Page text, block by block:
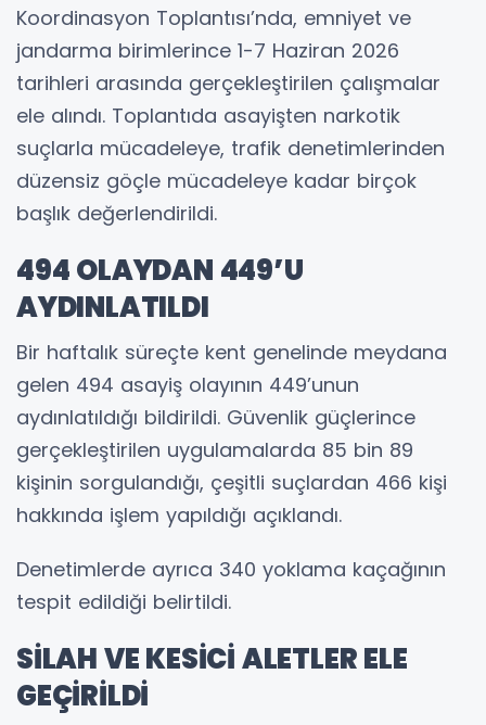
Koordinasyon Toplantısı’nda, emniyet ve
jandarma birimlerince 1-7 Haziran 2026
tarihleri arasında gerçekleştirilen çalışmalar
ele alındı. Toplantıda asayişten narkotik
suçlarla mücadeleye, trafik denetimlerinden
düzensiz göçle mücadeleye kadar birçok
başlık değerlendirildi.
494 OLAYDAN 449’U
AYDINLATILDI
Bir haftalık süreçte kent genelinde meydana
gelen 494 asayiş olayının 449’unun
aydınlatıldığı bildirildi. Güvenlik güçlerince
gerçekleştirilen uygulamalarda 85 bin 89
kişinin sorgulandığı, çeşitli suçlardan 466 kişi
hakkında işlem yapıldığı açıklandı.
Denetimlerde ayrıca 340 yoklama kaçağının
tespit edildiği belirtildi.
SİLAH VE KESİCİ ALETLER ELE
GEÇİRİLDİ